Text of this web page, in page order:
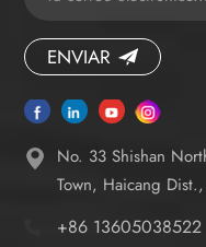
ENVIAR
No. 33 Shishan
Town, Haicang
+86 13605038522